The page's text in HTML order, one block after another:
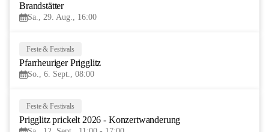
Brandstätter
Sa., 29. Aug., 16:00
Feste & Festivals
Pfarrheuriger Prigglitz
So., 6. Sept., 08:00
Feste & Festivals
Prigglitz prickelt 2026 - Konzertwanderung